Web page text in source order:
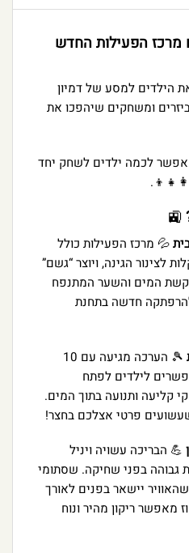
מרכז הפעילות החדש
הילדים למסע של דמיון
ומשחקים שיהפכו את
לכמה ילדים לשחק יחד
🚉
💦 מרכז הפעילות כולל
לצינור הגינה, ויוצר “גשם”
קשת המים והשער המתנפח
חדשה בתחנת
🎾 הערכה מגיעה עם 10
לילדים לפתח
קליעה ותנועה בתוך המים.
פרטי אצלכם בחצר!
💪 הבריכה עשויה ויניל
גבוהה בפני שחיקה. שסתומי
יישאר בפנים לאורך
מאפשר ריקון מהיר ונוח